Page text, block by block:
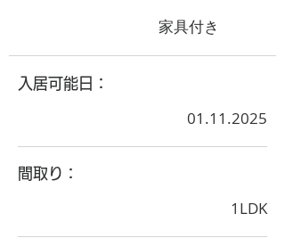
家具付き
入居可能日：
01.11.2025
間取り：
1LDK